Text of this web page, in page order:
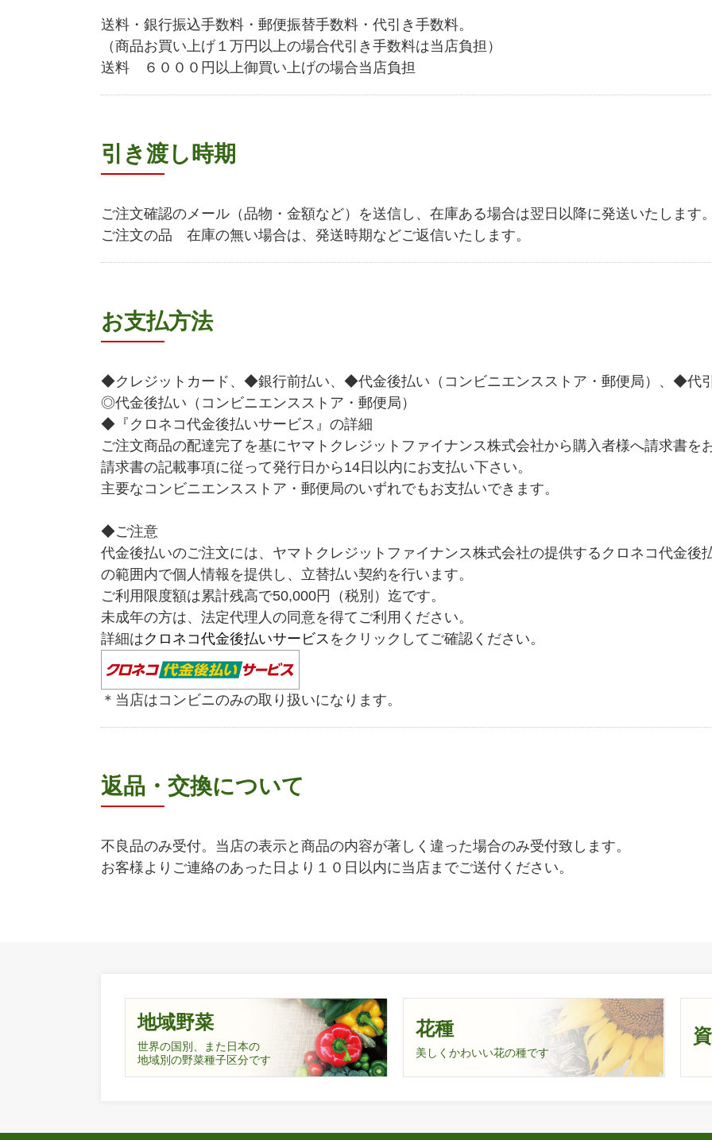
送料・銀行振込手数料・郵便振替手数料・代引き手数料。
（商品お買い上げ１万円以上の場合代引き手数料は当店負担）
送料 ６０００円以上御買い上げの場合当店負担
引き渡し時期
ご注文確認のメール（品物・金額など）を送信し、在庫ある場合は翌日以降に発送いたします
ご注文の品 在庫の無い場合は、発送時期などご返信いたします。
お支払方法
◆クレジットカード、◆銀行前払い、◆代金後払い（コンビニエンスストア・郵便局）、◆代
◎代金後払い（コンビニエンスストア・郵便局）
◆『クロネコ代金後払いサービス』の詳細
ご注文商品の配達完了を基にヤマトクレジットファイナンス株式会社から購入者様へ請求書を
請求書の記載事項に従って発行日から14日以内にお支払い下さい。
主要なコンビニエンスストア・郵便局のいずれでもお支払いできます。
◆ご注意
代金後払いのご注文には、ヤマトクレジットファイナンス株式会社の提供するクロネコ代金後
の範囲内で個人情報を提供し、立替払い契約を行います。
ご利用限度額は累計残高で50,000円（税別）迄です。
未成年の方は、法定代理人の同意を得てご利用ください。
詳細はクロネコ代金後払いサービス をクリックしてご確認ください。
＊当店はコンビニのみの取り扱いになります。
返品・交換について
不良品のみ受付。当店の表示と商品の内容が著しく違った場合のみ受付致します。
お客様よりご連絡のあった日より１０日以内に当店までご送付ください。
地域野菜
世界の国別、また日本の
地域別の野菜種子区分です
花種
美しくかわいい花の種です